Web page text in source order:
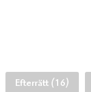
Efterrätt (16)